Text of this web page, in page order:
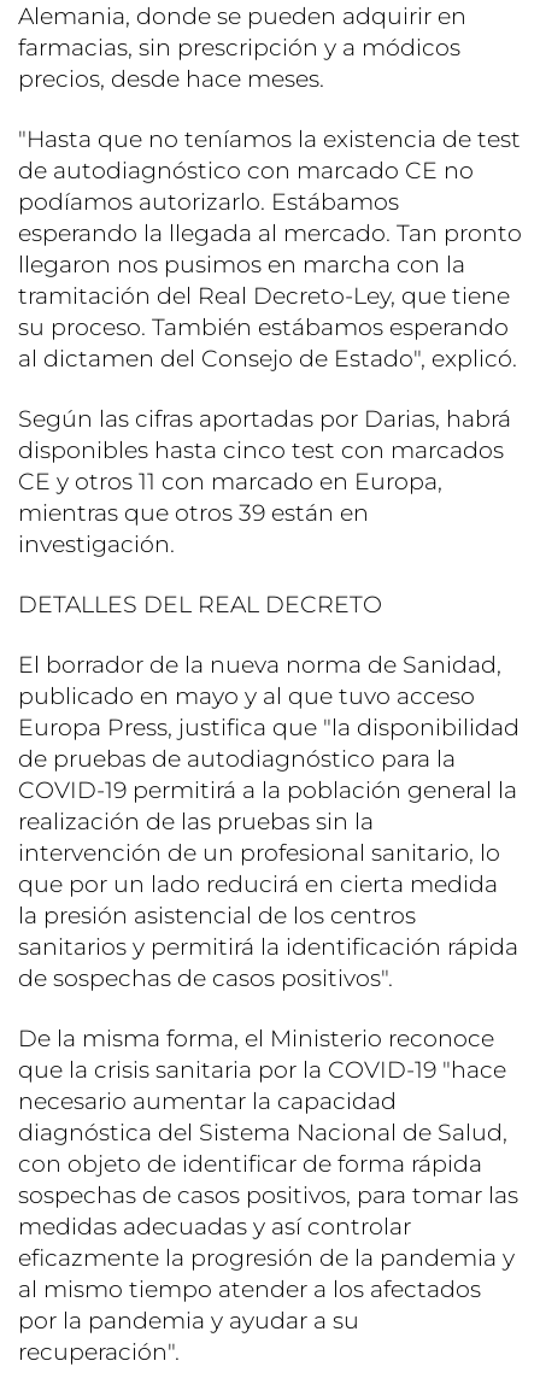
Alemania, donde se pueden adquirir en
farmacias, sin prescripción y a módicos
precios, desde hace meses.
"Hasta que no teníamos la existencia de test
de autodiagnóstico con marcado CE no
podíamos autorizarlo. Estábamos
esperando la llegada al mercado. Tan pronto
llegaron nos pusimos en marcha con la
tramitación del Real Decreto-Ley, que tiene
su proceso. También estábamos esperando
al dictamen del Consejo de Estado", explicó.
Según las cifras aportadas por Darias, habrá
disponibles hasta cinco test con marcados
CE y otros 11 con marcado en Europa,
mientras que otros 39 están en
investigación.
DETALLES DEL REAL DECRETO
El borrador de la nueva norma de Sanidad,
publicado en mayo y al que tuvo acceso
Europa Press, justifica que "la disponibilidad
de pruebas de autodiagnóstico para la
COVID-19 permitirá a la población general la
realización de las pruebas sin la
intervención de un profesional sanitario, lo
que por un lado reducirá en cierta medida
la presión asistencial de los centros
sanitarios y permitirá la identificación rápida
de sospechas de casos positivos".
De la misma forma, el Ministerio reconoce
que la crisis sanitaria por la COVID-19 "hace
necesario aumentar la capacidad
diagnóstica del Sistema Nacional de Salud,
con objeto de identificar de forma rápida
sospechas de casos positivos, para tomar las
medidas adecuadas y así controlar
eficazmente la progresión de la pandemia y
al mismo tiempo atender a los afectados
por la pandemia y ayudar a su
recuperación".